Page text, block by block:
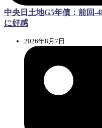
中央日土地G5年債：前回-
に好感
2026年8月7日